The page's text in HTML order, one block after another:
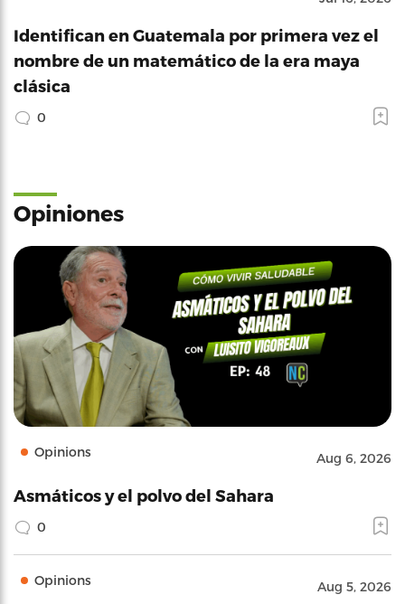
Identifican en Guatemala por primera vez el
nombre de un matemático de la era maya
clásica
0
Opiniones
Opinions Aug 6, 2026
Asmáticos y el polvo del Sahara
0
Opinions Aug 5, 2026